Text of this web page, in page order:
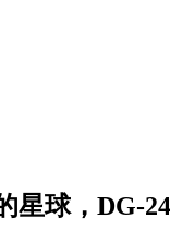
星球，DG-